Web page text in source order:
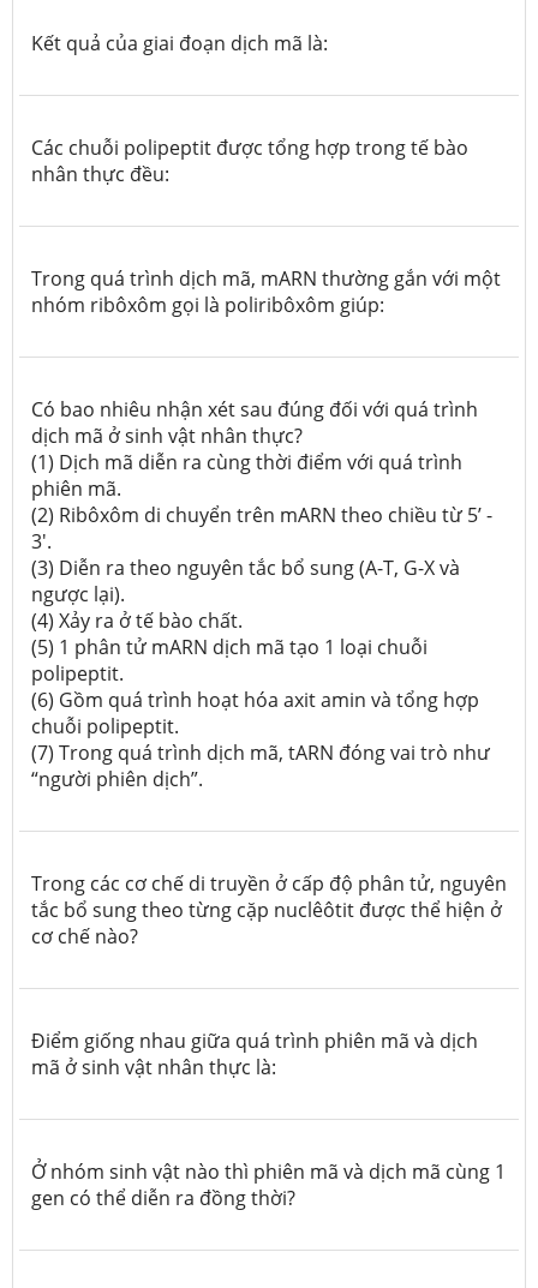
Kết quả của giai đoạn dịch mã là:
Các chuỗi polipeptit được tổng hợp trong tế bào
nhân thực đều:
Trong quá trình dịch mã, mARN thường gắn với một
nhóm ribôxôm gọi là poliribôxôm giúp:
Có bao nhiêu nhận xét sau đúng đối với quá trình
dịch mã ở sinh vật nhân thực?
(1) Dịch mã diễn ra cùng thời điểm với quá trình
phiên mã.
(2) Ribôxôm di chuyển trên mARN theo chiều từ 5’ -
3'.
(3) Diễn ra theo nguyên tắc bổ sung (A-T, G-X và
ngược lại).
(4) Xảy ra ở tế bào chất.
(5) 1 phân tử mARN dịch mã tạo 1 loại chuỗi
polipeptit.
(6) Gồm quá trình hoạt hóa axit amin và tổng hợp
chuỗi polipeptit.
(7) Trong quá trình dịch mã, tARN đóng vai trò như
“người phiên dịch”.
Trong các cơ chế di truyền ở cấp độ phân tử, nguyên
tắc bổ sung theo từng cặp nuclêôtit được thể hiện ở
cơ chế nào?
Điểm giống nhau giữa quá trình phiên mã và dịch
mã ở sinh vật nhân thực là:
Ở nhóm sinh vật nào thì phiên mã và dịch mã cùng 1
gen có thể diễn ra đồng thời?